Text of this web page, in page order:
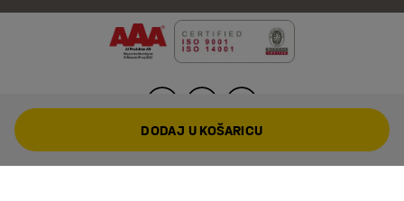
DODAJ U KOŠARICU